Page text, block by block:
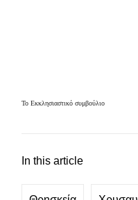
Το Εκκλησιαστικό συμβούλιο
In this article